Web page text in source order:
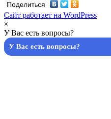
Поделиться
Сайт работает на WordPress
×
У Вас есть вопросы?
У Вас есть вопросы?